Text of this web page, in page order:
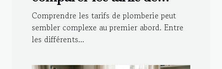
plomberie ?
Comprendre les tarifs de plomberie peut
sembler complexe au premier abord. Entre
les différents...